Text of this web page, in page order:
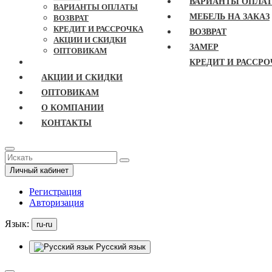
ВАРИАНТЫ ОПЛАТЫ
ВОЗВРАТ
КРЕДИТ И РАССРОЧКА
АКЦИИ И СКИДКИ
ОПТОВИКАМ
МЕБЕЛЬ НА ЗАКАЗ
ВОЗВРАТ
ЗАМЕР
КРЕДИТ И
АКЦИИ И СКИДКИ
ОПТОВИКАМ
О КОМПАНИИ
КОНТАКТЫ
Личный кабинет
Регистрация
Авторизация
Язык: ru-ru
Русский язык